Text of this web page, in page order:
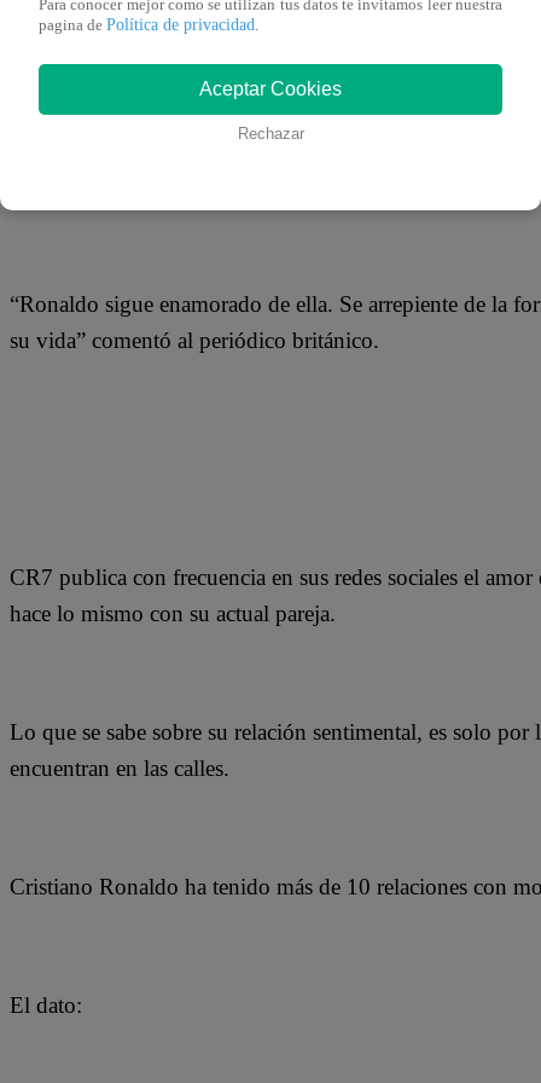
“Ronaldo sigue enamorado de ella. Se arrepiente de la
su vida” comentó al periódico británico.
CR7 publica con frecuencia en sus redes sociales el
hace lo mismo con su actual pareja.
Lo que se sabe sobre su relación sentimental, es solo
encuentran en las calles.
Cristiano Ronaldo ha tenido más de 10 relaciones con
El dato:
Para conocer mejor como se utilizan tus datos te invitamos leer nuestra
pagina de Política de privacidad
Aceptar Cookies
Rechazar